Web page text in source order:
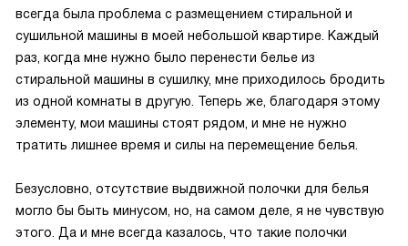
всегда была проблема с размещением стиральной и
сушильной машины в моей небольшой квартире. Каждый
раз, когда мне нужно было перенести белье из
стиральной машины в сушилку, мне приходилось бродить
из одной комнаты в другую. Теперь же, благодаря этому
элементу, мои машины стоят рядом, и мне не нужно
тратить лишнее время и силы на перемещение белья.
Безусловно, отсутствие выдвижной полочки для белья
могло бы быть минусом, но, на самом деле, я не чувствую
этого. Да и мне всегда казалось, что такие полочки